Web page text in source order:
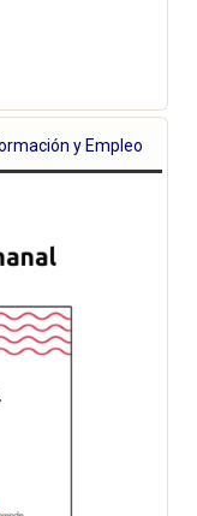
y Empleo